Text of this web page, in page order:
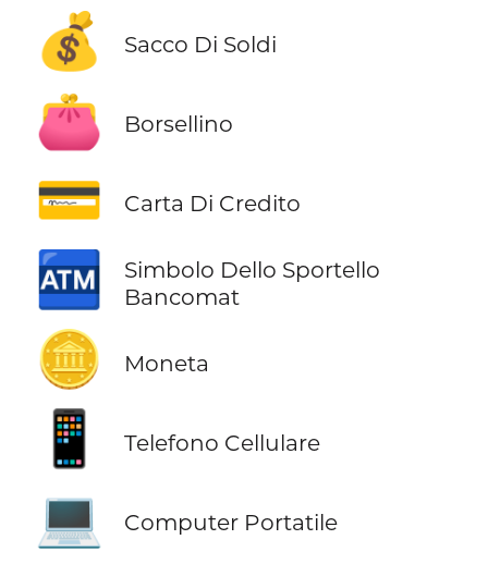
💰 Sacco Di Soldi
👛 Borsellino
💳 Carta Di Credito
🏧
Simbolo Dello Sportello
Bancomat
🪙 Moneta
📱 Telefono Cellulare
💻 Computer Portatile